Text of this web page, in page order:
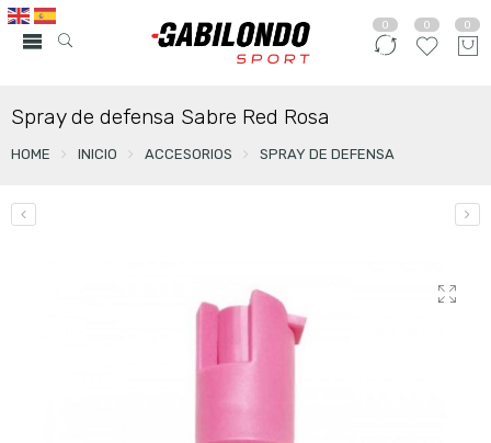
0 0 0
Spray de defensa Sabre Red Rosa
HOME INICIO ACCESORIOS SPRAY DE DEFENSA